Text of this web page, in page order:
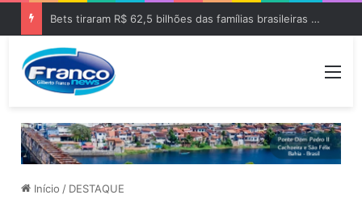
Bets tiraram R$ 62,5 bilhões das famílias brasileiras em 2025
Início / DESTAQUE